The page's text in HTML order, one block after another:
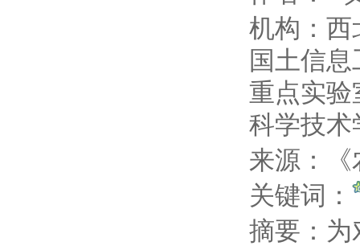
机构：西
国土信
重点实验
科学技术
来源：
关键词：
摘要： 为